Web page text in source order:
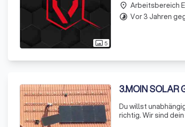
photo_size_select_actual5
place Arbeitsbereich
timelapse Vor 3 Jahren
3.MOIN SOLAR
Du willst
richtig. Wir sind